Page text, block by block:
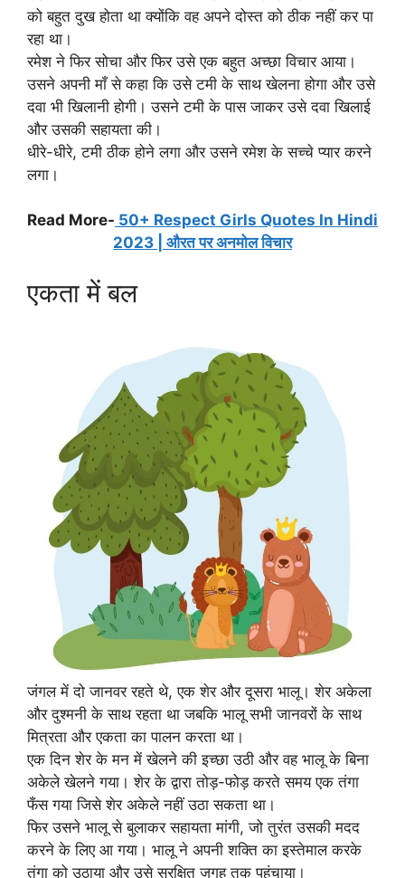
को बहुत दुख होता था क्योंकि वह अपने दोस्त को ठीक नहीं कर पा
रहा था।
रमेश ने फिर सोचा और फिर उसे एक बहुत अच्छा विचार आया।
उसने अपनी माँ से कहा कि उसे टमी के साथ खेलना होगा और उसे
दवा भी खिलानी होगी। उसने टमी के पास जाकर उसे दवा खिलाई
और उसकी सहायता की।
धीरे-धीरे, टमी ठीक होने लगा और उसने रमेश के सच्चे प्यार करने
लगा।
Read More- 50+ Respect Girls Quotes In Hindi
2023 | औरत पर अनमोल विचार
एकता में बल
जंगल में दो जानवर रहते थे, एक शेर और दूसरा भालू। शेर अकेला
और दुश्मनी के साथ रहता था जबकि भालू सभी जानवरों के साथ
मित्रता और एकता का पालन करता था।
एक दिन शेर के मन में खेलने की इच्छा उठी और वह भालू के बिना
अकेले खेलने गया। शेर के द्वारा तोड़-फोड़ करते समय एक तंगा
फँस गया जिसे शेर अकेले नहीं उठा सकता था।
फिर उसने भालू से बुलाकर सहायता मांगी, जो तुरंत उसकी मदद
करने के लिए आ गया। भालू ने अपनी शक्ति का इस्तेमाल करके
तंगा को उठाया और उसे सुरक्षित जगह तक पहुंचाया।